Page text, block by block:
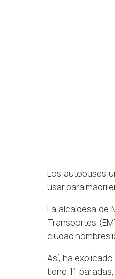
Los autobuses
usar para
La alcaldesa de
Transportes
ciudad nombres
Así, ha
tiene 11